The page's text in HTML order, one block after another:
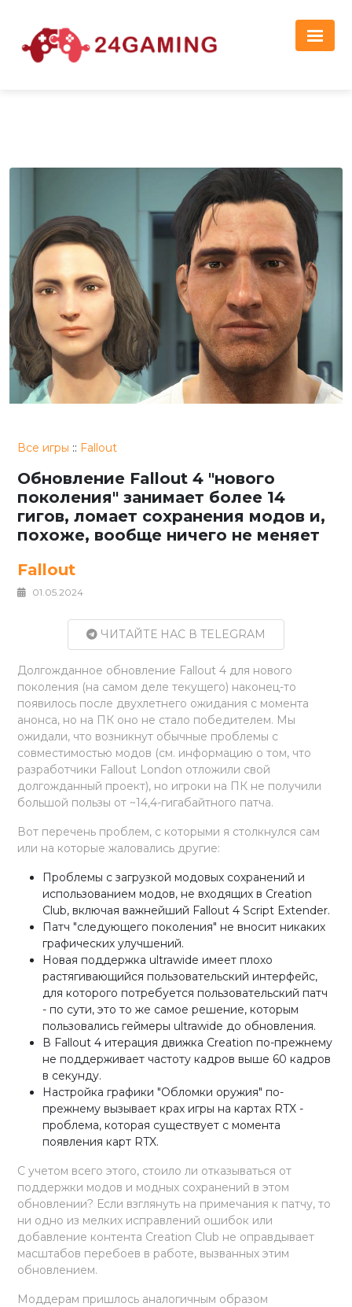
Все игры :: Fallout
Обновление Fallout 4 "нового
поколения" занимает более 14
гигов, ломает сохранения модов и,
похоже, вообще ничего не меняет
Fallout
01.05.2024
ЧИТАЙТЕ НАС В TELEGRAM
Долгожданное обновление Fallout 4 для нового
поколения (на самом деле текущего) наконец-то
появилось после двухлетнего ожидания с момента
анонса, но на ПК оно не стало победителем. Мы
ожидали, что возникнут обычные проблемы с
совместимостью модов (см. информацию о том, что
разработчики Fallout London отложили свой
долгожданный проект), но игроки на ПК не получили
большой пользы от ~14,4-гигабайтного патча.
Вот перечень проблем, с которыми я столкнулся сам
или на которые жаловались другие:
Проблемы с загрузкой модовых сохранений и
использованием модов, не входящих в Creation
Club, включая важнейший Fallout 4 Script Extender.
Патч "следующего поколения" не вносит никаких
графических улучшений.
Новая поддержка ultrawide имеет плохо
растягивающийся пользовательский интерфейс,
для которого потребуется пользовательский патч
- по сути, это то же самое решение, которым
пользовались геймеры ultrawide до обновления.
В Fallout 4 итерация движка Creation по-прежнему
не поддерживает частоту кадров выше 60 кадров
в секунду.
Настройка графики "Обломки оружия" по-
прежнему вызывает крах игры на картах RTX -
проблема, которая существует с момента
появления карт RTX.
С учетом всего этого, стоило ли отказываться от
поддержки модов и модных сохранений в этом
обновлении? Если взглянуть на примечания к патчу, то
ни одно из мелких исправлений ошибок или
добавление контента Creation Club не оправдывает
масштабов перебоев в работе, вызванных этим
обновлением.
Моддерам пришлось аналогичным образом